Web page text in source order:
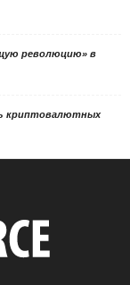
революцию» в
криптовалютных